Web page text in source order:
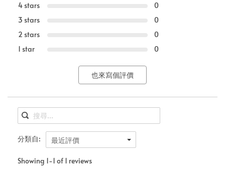
4 stars
0
3 stars
0
2 stars
0
1 star
0
也來寫個評價
分類自: 最近評價
Showing 1-1 of 1 reviews